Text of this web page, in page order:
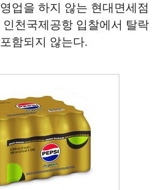
업을 하지 않는 현대면세점
천국제공항 입찰에서 탈락
함되지 않는다.